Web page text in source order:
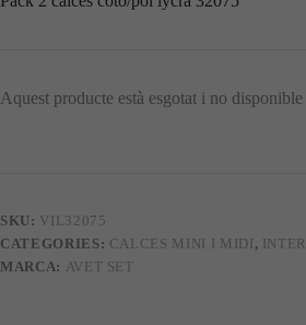
Aquest producte està esgotat i no
SKU: VIL32075
CATEGORIES: CALCES MINI I MIDI ,
MARCA: AVET SET